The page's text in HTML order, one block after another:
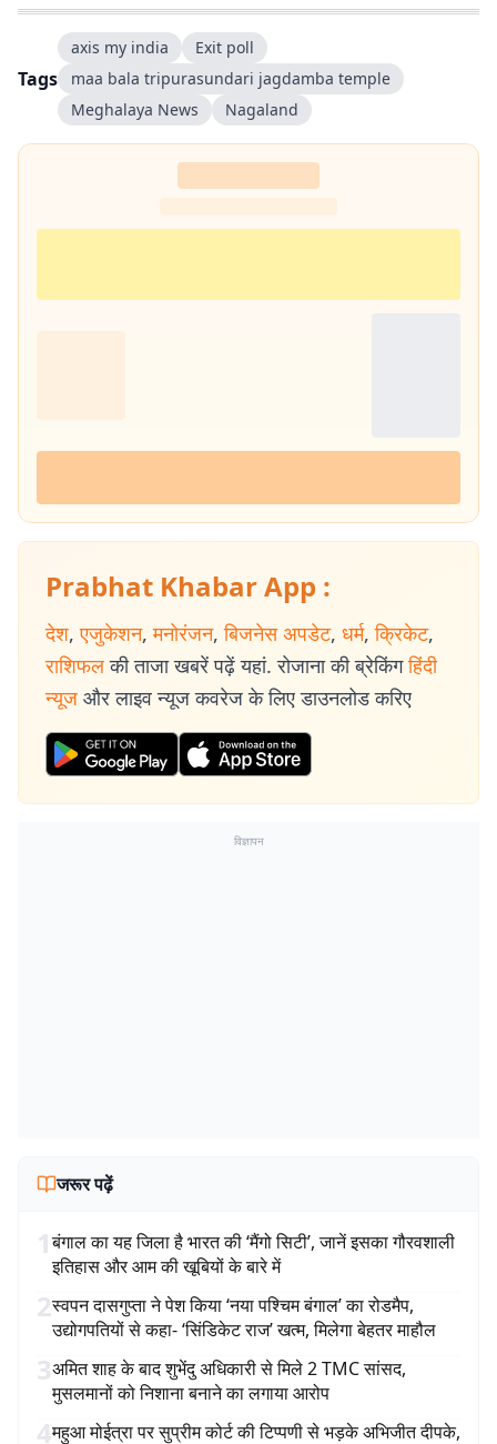
Tags
axis my india
Exit poll
maa bala tripurasundari jagdamba temple
Meghalaya News
Nagaland
Prabhat Khabar App :
देश, एजुकेशन, मनोरंजन, बिजनेस अपडेट, धर्म, क्रिकेट,
राशिफल की ताजा खबरें पढ़ें यहां. रोजाना की ब्रेकिंग हिंदी
न्यूज और लाइव न्यूज कवरेज के लिए डाउनलोड करिए
विज्ञापन
जरूर पढ़ें
1बंगाल का यह जिला है भारत की ‘मैंगो सिटी’, जानें इसका गौरवशाली
इतिहास और आम की खूबियों के बारे में
2स्वपन दासगुप्ता ने पेश किया ‘नया पश्चिम बंगाल’ का रोडमैप,
उद्योगपतियों से कहा- ‘सिंडिकेट राज’ खत्म, मिलेगा बेहतर माहौल
3अमित शाह के बाद शुभेंदु अधिकारी से मिले 2 TMC सांसद,
मुसलमानों को निशाना बनाने का लगाया आरोप
4महुआ मोईत्रा पर सुप्रीम कोर्ट की टिप्पणी से भड़के अभिजीत दीपके,